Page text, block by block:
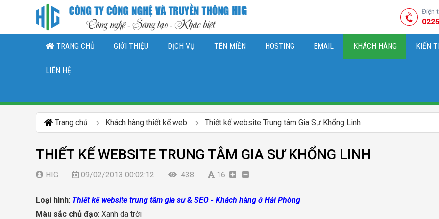
Điện
TRANG CHỦ GIỚI THIỆU DỊCH VỤ TÊN MIỀN HOSTING EMAIL KHÁCH HÀNG KIẾN
LIÊN HỆ
Trang chủ Khách hàng thiết kế web Thiết kế website Trung tâm Gia Sư Khổng Linh
THIẾT KẾ WEBSITE TRUNG TÂM GIA SƯ KHỔNG LINH
HIG 09/02/2013 00:02:12 438 16
Loại hình: Thiết kế website trung tâm gia sư & SEO - Khách hàng ở Hải Phòng
Màu sắc chủ đạo: Xanh da trời